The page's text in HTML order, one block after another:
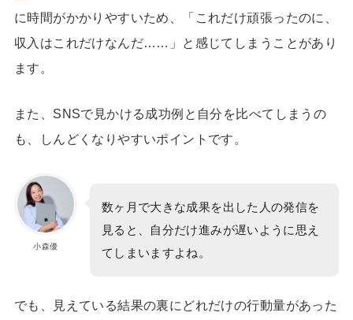
に時間がかかりやすいため、「これだけ頑張ったのに、
収入はこれだけなんだ……」と感じてしまうことがあり
ます。
また、SNSで見かける成功例と自分を比べてしまうの
も、しんどくなりやすいポイントです。
小森優
数ヶ月で大きな成果を出した人の発信を
見ると、自分だけ進みが遅いように思え
てしまいますよね。
でも、見えている結果の裏にどれだけの行動量があった